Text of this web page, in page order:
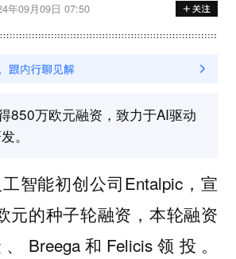
年09月09日 07:50
850万欧元融资，致力于AI驱动
。
智能初创公司Entalpic，宣
元的种子轮融资，本轮融资
Breega和Felicis领投。